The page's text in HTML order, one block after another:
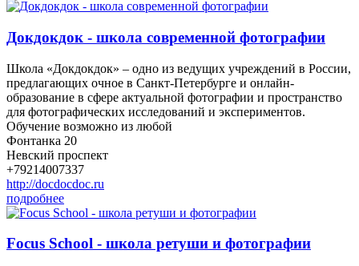
Докдокдок - школа современной фотографии
Школа «Докдокдок» – одно из ведущих учреждений в России,
предлагающих очное в Санкт-Петербурге и онлайн-
образование в сфере актуальной фотографии и пространство
для фотографических исследований и экспериментов.
Обучение возможно из любой
Фонтанка 20
Невский проспект
+79214007337
http://docdocdoc.ru
подробнее
Focus School - школа ретуши и фотографии